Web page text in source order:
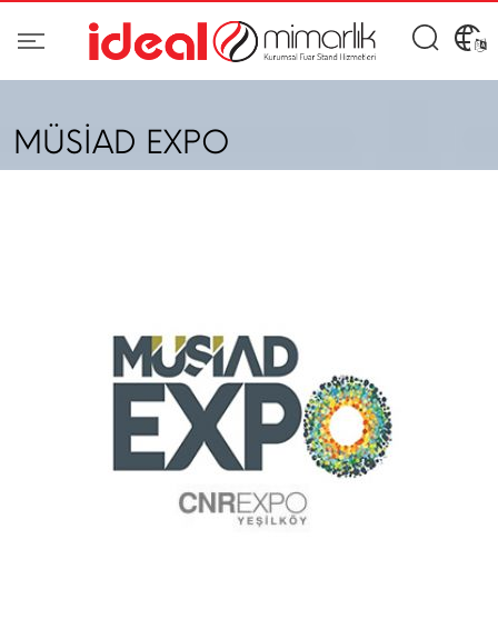
MÜSİAD EXPO